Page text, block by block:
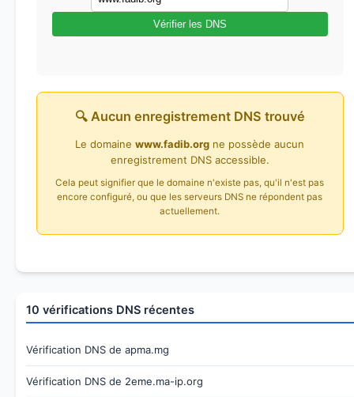
Vérifier les DNS
🔍 Aucun enregistrement DNS trouvé
Le domainewww.fadib.org ne possède aucun
enregistrement DNS accessible.
Cela peut signifier que le domaine n'existe pas, qu'il n'est pas
encore configuré, ou que les serveurs DNS ne répondent pas
actuellement.
10 vérifications DNS récentes
Vérification DNS de apma.mg
Vérification DNS de 2eme.ma-ip.org